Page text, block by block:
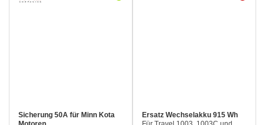
Sicherung 50A für Minn Kota
Ersatz Wechselakku 915 Wh